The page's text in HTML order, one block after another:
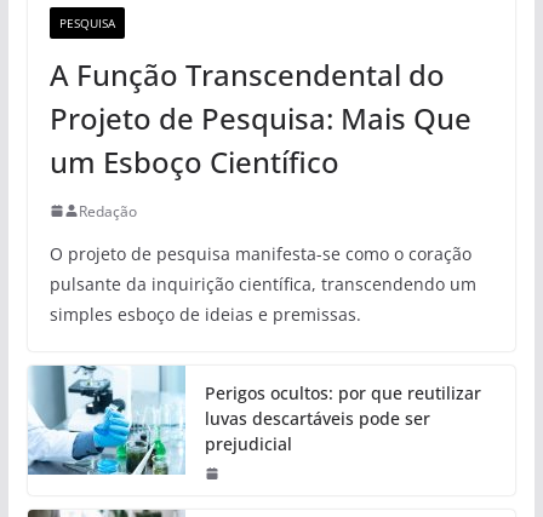
PESQUISA
A Função Transcendental do
Projeto de Pesquisa: Mais Que
um Esboço Científico
Redação
O projeto de pesquisa manifesta-se como o coração
pulsante da inquirição científica, transcendendo um
simples esboço de ideias e premissas.
Perigos ocultos: por que reutilizar
luvas descartáveis pode ser
prejudicial